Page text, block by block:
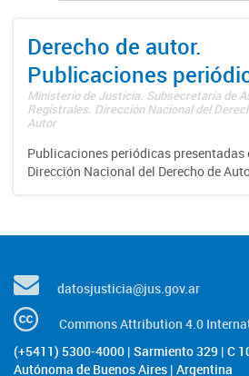
Derecho de autor.
Publicaciones
Ministerio de Justicia. Subsecretaría de
Registrales. Dirección Nacional del
Autor
Publicaciones periódicas presentadas
Dirección Nacional del Derecho de
datosjusticia@jus.gov.ar
Commons Attribution 4.0
(+5411) 5300-4000 | Sarmiento 329 | C
Autónoma de Buenos Aires | Argentina